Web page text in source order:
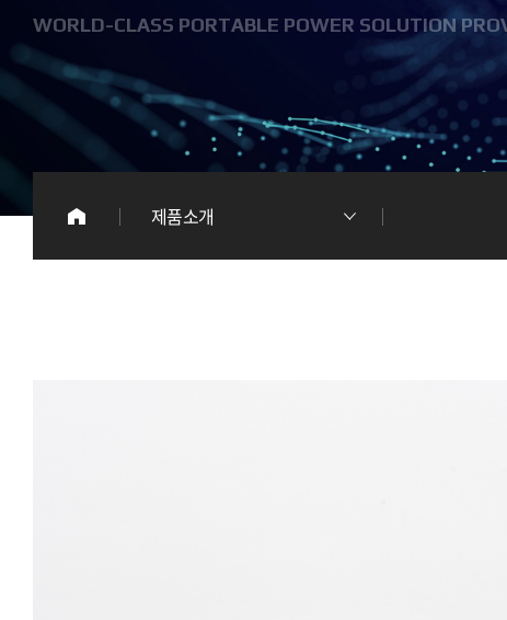
조직도
사업분야
찾아오시는 길
(
리
이
WORLD-CLASS PORTABLE POWER SOLUTION
제품소개